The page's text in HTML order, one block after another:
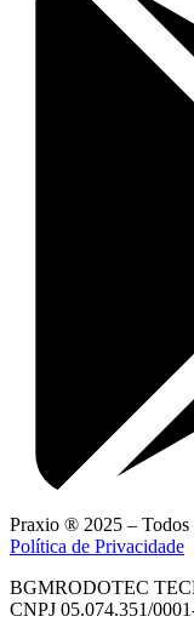
Praxio ® 2025 – Todos
Política de Privacidade
BGMRODOTEC
CNPJ 05.074.351/